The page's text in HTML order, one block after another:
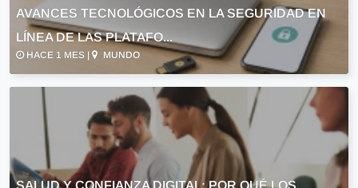
AVANCES TECNOLÓGICOS EN LA SEGURIDAD EN
LÍNEA DE LAS PLATAFO...
HACE 1 MES | MUNDO